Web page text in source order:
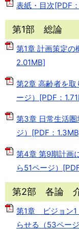
表紙・目次[PDF
第1部 総論
第1章 計画策定の
2.01MB]
第2章 高齢者を取
ージ）[PDF：
第3章 日常生活
ジ）[PDF：
第4章 第9期計画
ら51ページ）
第2部 各論 介
第1章 ビジョン
らせる（53ペー